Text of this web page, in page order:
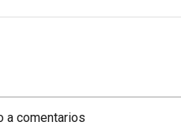
a comentarios